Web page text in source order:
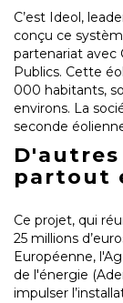
C’est Ideol,
conçu ce
partenariat avec
Publics. Cette
000 habitants,
environs. La
seconde
partout
Ce projet, qui
25 millions
Européenne,
de l'énergie
impulser